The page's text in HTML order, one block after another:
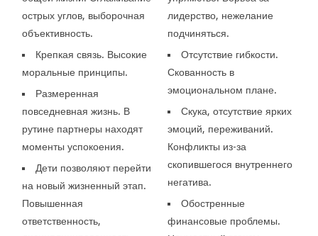
острых углов, выборочная
объективность.
Крепкая связь. Высокие
моральные принципы.
Размеренная
повседневная жизнь. В
рутине партнеры находят
моменты успокоения.
Дети позволяют перейти
на новый жизненный этап.
Повышенная
ответственность,
лидерство, нежелание
подчиняться.
Отсутствие гибкости.
Скованность в
эмоциональном плане.
Скука, отсутствие ярких
эмоций, переживаний.
Конфликты из-за
скопившегося внутреннего
негатива.
Обостренные
финансовые проблемы.